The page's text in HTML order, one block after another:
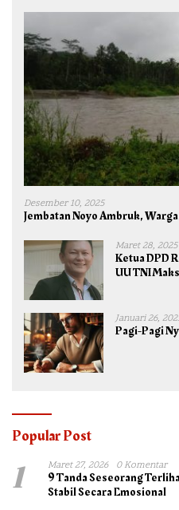
Desember 10, 2025
Jembatan Noyo Ambruk,
Maret 28, 2025
Ketua DPD
UU TNI
Januari 26,
Pagi-Pagi
Popular Post
1 Maret 27, 2026 0 Komentar
9 Tanda Seseorang
Stabil Secara Emosional